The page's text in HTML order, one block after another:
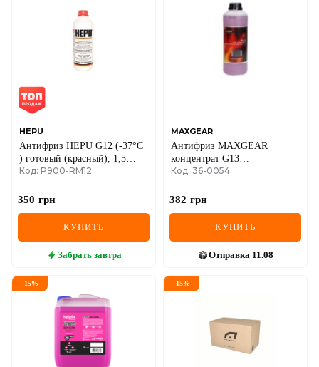
HEPU
Антифриз HEPU G12 (-37°C
) готовый (красный), 1,5
литра
Код: P900-RM12
350 грн
КУПИТЬ
Забрать завтра
MAXGEAR
Антифриз MAXGEAR
концентрат G13
(фиолетовый), 1 литр
Код: 36-0054
382 грн
КУПИТЬ
Отправка 11.08
-15% -15%